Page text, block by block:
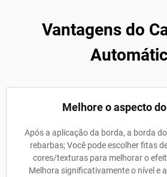
Vantagens do
Melhore o aspecto
Após a aplicação da borda, a borda
rebarbas; Você pode escolher fitas
cores/texturas para melhorar o
Melhora significativamente o nível e